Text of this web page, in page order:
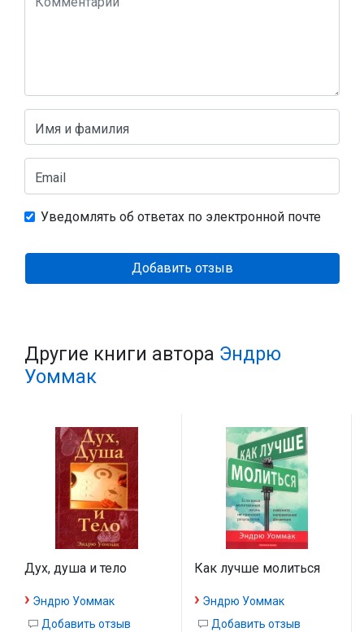
Имя и фамилия
Email
Уведомлять об ответах по электронной почте
Добавить отзыв
Другие книги автора Эндрю
Уоммак
Дух, душа и тело
› Эндрю Уоммак
Добавить отзыв
Как лучше молиться
› Эндрю Уоммак
Добавить отзыв